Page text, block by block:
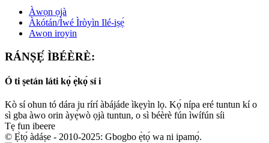
Àwọn ọjà
Àkótán/Ìwé Ìròyìn Ilé-iṣẹ́
Awọn iroyin
RÁNṢẸ́ ÌBÉÈRÈ:
Ó ti ṣetán láti kọ́ ẹ̀kọ́ sí i
Kò sí ohun tó dára ju rírí àbájáde ìkẹyìn lọ. Kọ́ nípa eré tuntun kí o
sì gba àwo orin àyẹ̀wò ọjà tuntun, o sì béèrè fún ìwífún síi
Tẹ fun ibeere
© Ẹ̀tọ́ àdáṣe - 2010-2025: Gbogbo ẹ̀tọ́ wa ni ipamọ́.